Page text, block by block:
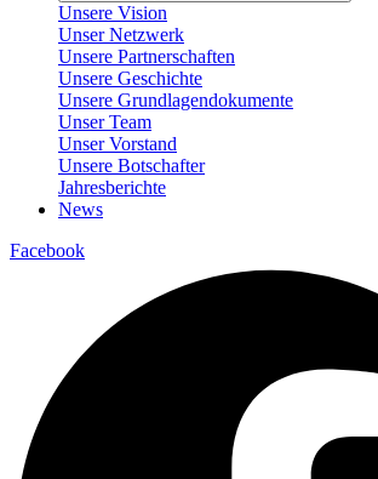
Unsere Vision
Unser Netzwerk
Unsere Partnerschaften
Unsere Geschichte
Unsere Grundlagendokumente
Unser Team
Unser Vorstand
Unsere Botschafter
Jahresberichte
News
Facebook